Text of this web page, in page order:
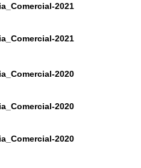
2021
2021
2020
2020
2020